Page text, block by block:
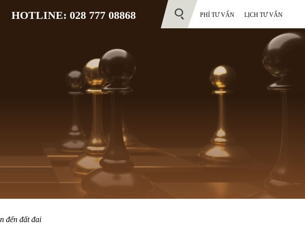
HOTLINE: 028 777 08868 PHÍ TƯ VẤN LỊCH TƯ VẤN
đến đất đai